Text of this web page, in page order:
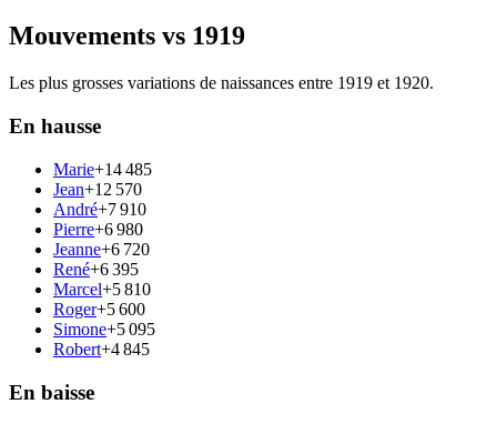
Mouvements vs 1919
Les plus grosses variations de naissances entre 1919 et 1920.
En hausse
Marie+14 485
Jean+12 570
André+7 910
Pierre+6 980
Jeanne+6 720
René+6 395
Marcel+5 810
Roger+5 600
Simone+5 095
Robert+4 845
En baisse